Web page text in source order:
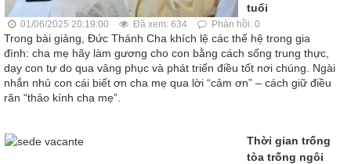
tuổi
01/06/2025 20:19:00 Đã xem: 634 Phản hồi: 0
Trong bài giảng, Đức Thánh Cha khích lệ các thế hệ trong gia
đình: cha mẹ hãy làm gương cho con bằng cách sống trung thực,
dạy con tự do qua vâng phục và phát triển điều tốt nơi chúng. Ngài
nhắn nhủ con cái biết ơn cha mẹ qua lời “cảm ơn” – cách giữ điều
răn “thảo kính cha mẹ”.
Thời gian trống
tòa trống ngôi